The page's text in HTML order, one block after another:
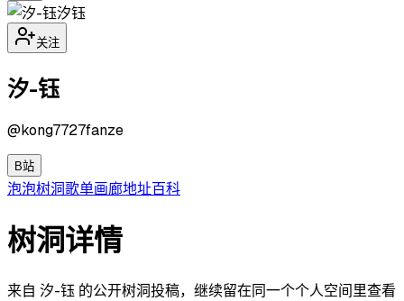
汐钰
关注
汐-钰
@kong7727fanze
B站
泡泡树洞歌单画廊地址百科
树洞详情
来自 汐-钰 的公开树洞投稿，继续留在同一个个人空间里查看